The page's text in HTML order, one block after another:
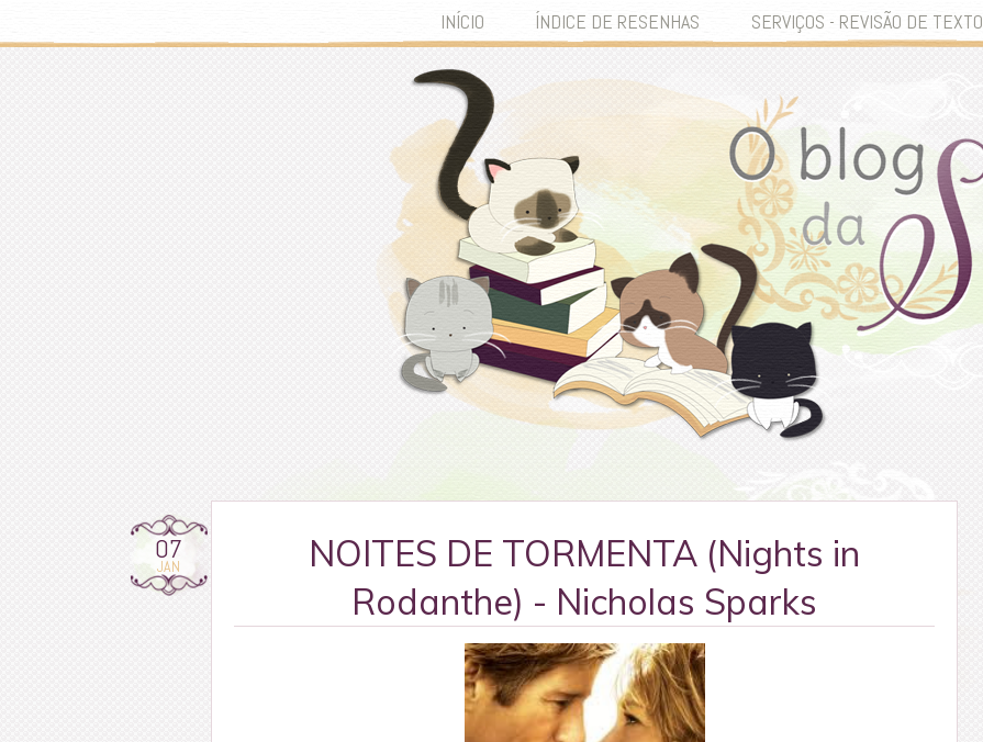
INÍCIO ÍNDICE DE RESENHAS SERVIÇOS - REVISÃO DE TEXTO
07
JAN
NOITES DE TORMENTA (Nights in
Rodanthe) - Nicholas Sparks